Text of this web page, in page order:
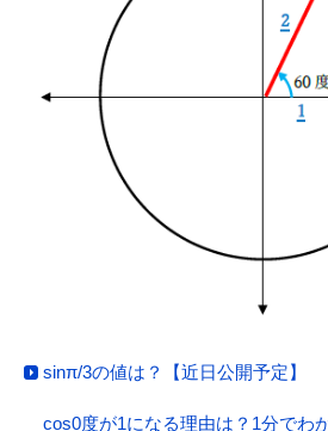
sinπ/3の値は？【近日公開予定】
cos0度が1になる理由は？1分でわ